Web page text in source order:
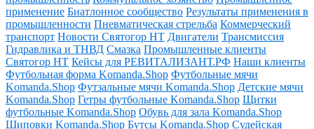
применение Биатлонное сообщество Результаты применения в
промышленности Пневматическая стрельба Коммерческий
транспорт Новости Святогор НТ Двигатели Трансмиссия
Гидравлика и ТНВД Смазка Промышленные клиенты
Святогор НТ Кейсы для РЕВИТАЛИЗАНТ.РФ Наши клиенты
Футбольная форма Komanda.Shop Футбольные мячи
Komanda.Shop Футзальные мячи Komanda.Shop Детские мячи
Komanda.Shop Гетры футбольные Komanda.Shop Щитки
футбольные Komanda.Shop Обувь для зала Komanda.Shop
Шиповки Komanda.Shop Бутсы Komanda.Shop Судейская